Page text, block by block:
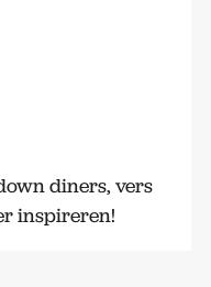
diners, vers
inspireren!